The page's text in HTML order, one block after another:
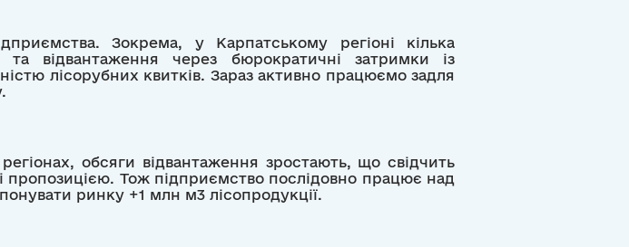
Зокрема, у Карпатському регіоні кілька
та відвантаження через бюрократичні затримки із
лісорубних квитків. Зараз активно працюємо задля
обсяги відвантаження зростають, що свідчить
Тож підприємство послідовно працює над
ринку +1 млн м3 лісопродукції.